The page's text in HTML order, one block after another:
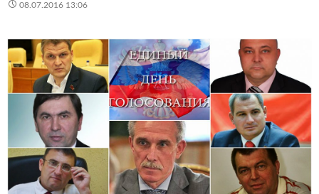
08.07.2016 13:06